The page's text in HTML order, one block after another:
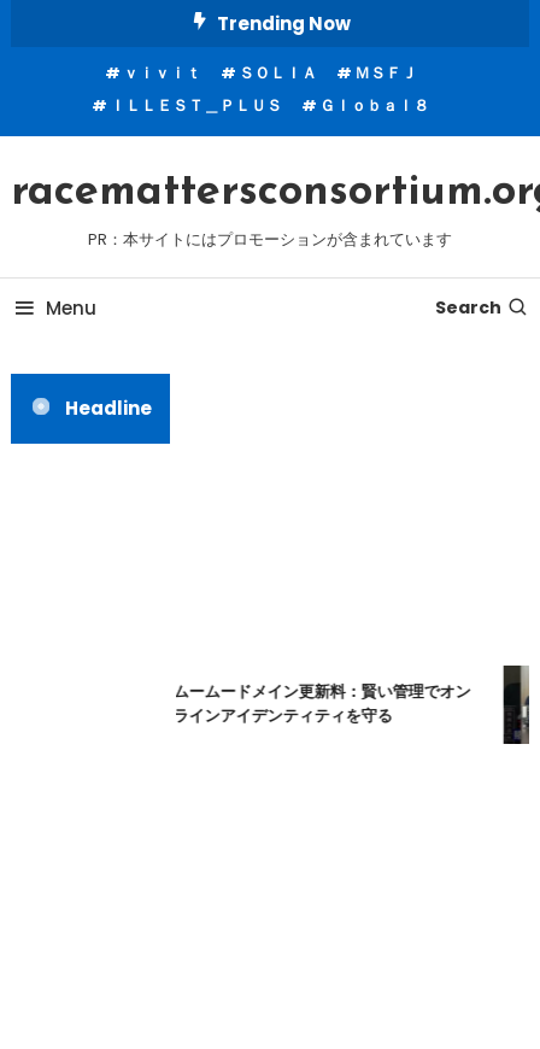
Trending Now
ｖｉｖｉｔ ＳＯＬＩＡ
ＭＳＦＪ
ＩＬＬＥＳＴ＿ＰＬＵＳ
Ｇｌｏｂａｌ８
PR：本サイトにはプロモーションが含まれています
Menu Search
Headline
ムームードメイン更新料：賢い管理でオン
ラインアイデンティティを守る